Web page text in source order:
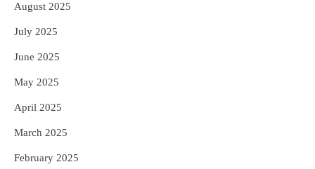
August 2025
July 2025
June 2025
May 2025
April 2025
March 2025
February 2025